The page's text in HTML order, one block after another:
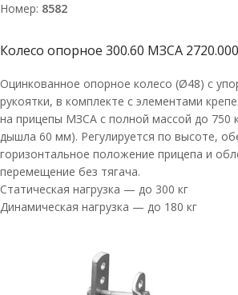
Номер: 8582
Колесо опорное 300.60 МЗСА
Оцинкованное опорное колесо (Ø48) с
рукоятки, в комплекте с элементами
на прицепы МЗСА с полной массой до 750
дышла 60 мм). Регулируется по высоте,
горизонтальное положение прицепа и
перемещение без тягача.
Статическая нагрузка — до 300 кг
Динамическая нагрузка — до 180 кг